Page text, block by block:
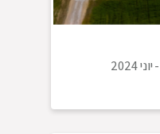
-יוני 2024